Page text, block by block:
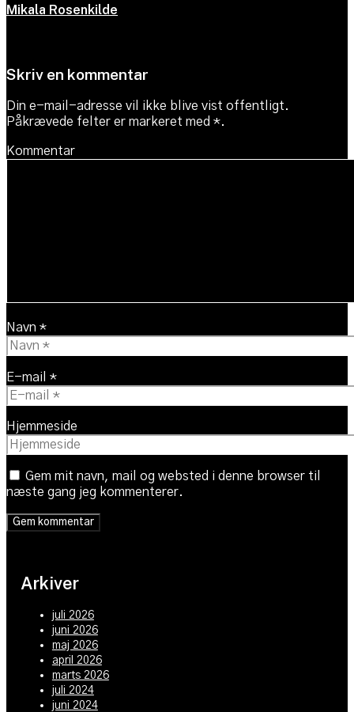
Mikala Rosenkilde
Skriv en kommentar
Din e-mail-adresse vil ikke blive vist offentligt.
Påkrævede felter er markeret med *.
Kommentar
Navn *
E-mail *
Hjemmeside
Gem mit navn, mail og websted i denne browser til
næste gang jeg kommenterer.
Arkiver
juli 2026
juni 2026
maj 2026
april 2026
marts 2026
juli 2024
juni 2024